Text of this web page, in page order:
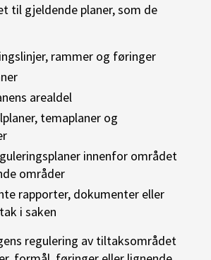
til gjeldende planer, som de
rammer og føringer
arealdel
temaplaner og
innenfor området
områder
rapporter, dokumenter eller
i saken
regulering av tiltaksområdet